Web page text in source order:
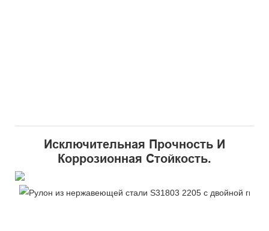
Исключительная Прочность И
Коррозионная Стойкость.